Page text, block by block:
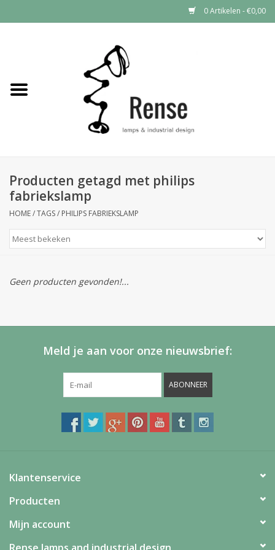
0 Artikelen - €0,00
Industrial lamps
Producten getagd met philips
fabriekslamp
HOME/TAGS/ PHILIPS FABRIEKSLAMP
Geen producten gevonden!...
Meld je aan voor onze nieuwsbrief:
ABONNEER
Klantenservice
Producten
Mijn account